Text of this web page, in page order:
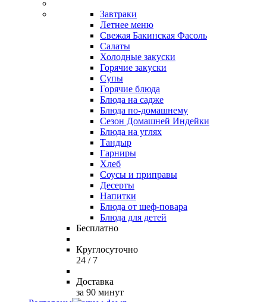
Завтраки
Летнее меню
Свежая Бакинская Фасоль
Салаты
Холодные закуски
Горячие закуски
Супы
Горячие блюда
Блюда на садже
Блюда по-домашнему
Сезон Домашней Индейки
Блюда на углях
Тандыр
Гарниры
Хлеб
Соусы и приправы
Десерты
Напитки
Блюда от шеф-повара
Блюда для детей
Бесплатно
Круглосуточно
24 / 7
Доставка
за 90 минут